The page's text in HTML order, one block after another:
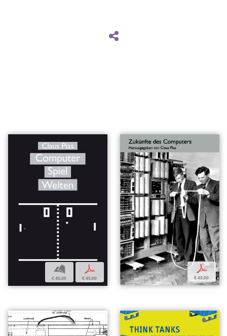
b
€ 40,00
p
€ 45,00
p
€ 45,00